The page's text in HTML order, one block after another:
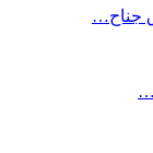
جناح…